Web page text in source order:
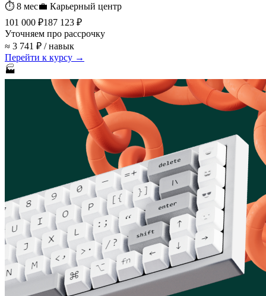
⏱ 8 мес💼 Карьерный центр
101 000 ₽187 123 ₽
Уточняем про рассрочку
≈ 3 741 ₽ / навык
Перейти к курсу →
🏭